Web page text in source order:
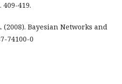
419.
Bayesian Networks and
74100-0